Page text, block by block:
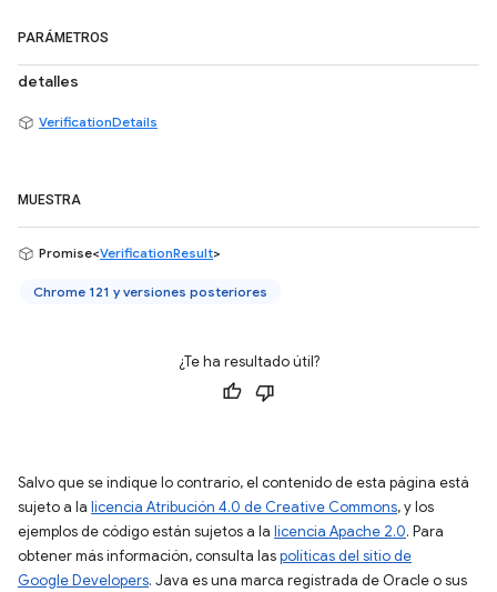
PARÁMETROS
detalles
VerificationDetails
MUESTRA
Promise<VerificationResult>
Chrome 121 y versiones posteriores
¿Te ha resultado útil?
Salvo que se indique lo contrario, el contenido de esta página está
sujeto a la licencia Atribución 4.0 de Creative Commons, y los
ejemplos de código están sujetos a la licencia Apache 2.0. Para
obtener más información, consulta laspolíticas del sitio de
Google Developers. Java es una marca registrada de Oracle o sus